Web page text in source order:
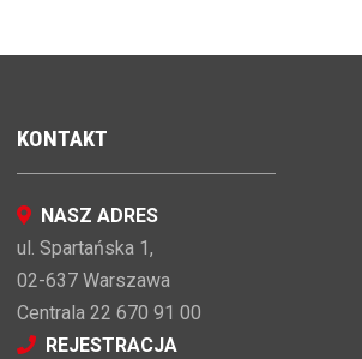
KONTAKT
NASZ ADRES
ul. Spartańska 1,
02-637 Warszawa
Centrala 22 670 91 00
REJESTRACJA